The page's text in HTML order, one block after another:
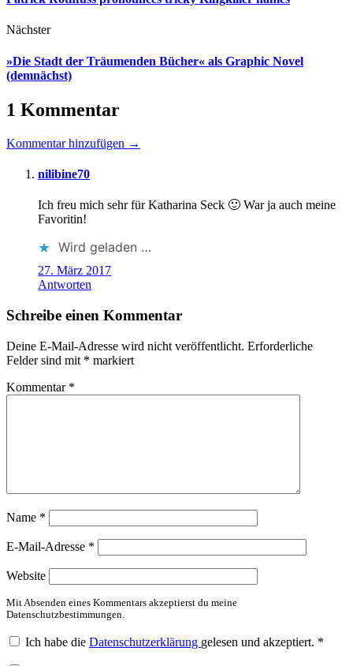
Nächster
»Die Stadt der Träumenden Bücher« als Graphic Novel
(demnächst)
1 Kommentar
Kommentar hinzufügen →
nilibine70
Ich freu mich sehr für Katharina Seck 🙂 War ja auch meine
Favoritin!
Wird geladen …
27. März 2017
Antworten
Schreibe einen Kommentar
Deine E-Mail-Adresse wird nicht veröffentlicht. Erforderliche
Felder sind mit * markiert
Kommentar *
Name *
E-Mail-Adresse *
Website
Mit Absenden eines Kommentars akzeptierst du meine
Datenschutzbestimmungen.
Ich habe die Datenschutzerklärung gelesen und akzeptiert. *